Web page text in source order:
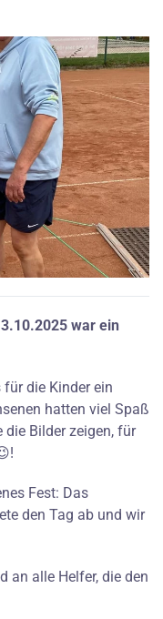
war ein
die Kinder ein
hatten viel Spaß
die Bilder zeigen, für
Fest: Das
den Tag ab und wir
an alle Helfer, die den